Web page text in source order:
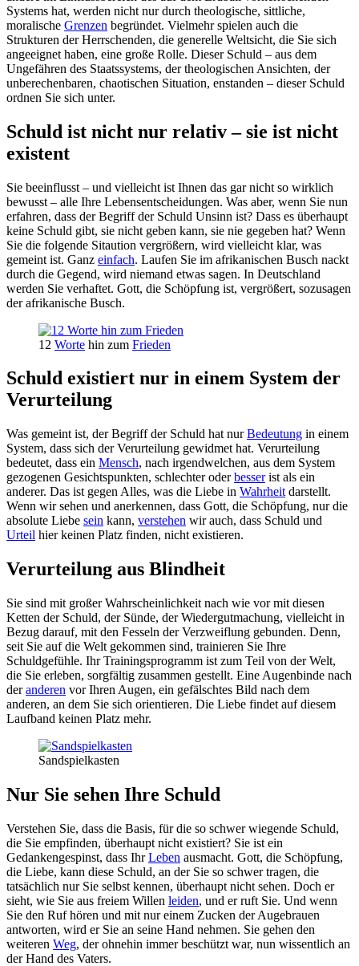
Systems hat, werden nicht nur durch theologische, sittliche,
moralische Grenzen begründet. Vielmehr spielen auch die
Strukturen der Herrschenden, die generelle Weltsicht, die Sie sich
angeeignet haben, eine große Rolle. Dieser Schuld – aus dem
Ungefähren des Staatssystems, der theologischen Ansichten, der
unberechenbaren, chaotischen Situation, enstanden – dieser Schuld
ordnen Sie sich unter.
Schuld ist nicht nur relativ – sie ist nicht
existent
Sie beeinflusst – und vielleicht ist Ihnen das gar nicht so wirklich
bewusst – alle Ihre Lebensentscheidungen. Was aber, wenn Sie nun
erfahren, dass der Begriff der Schuld Unsinn ist? Dass es überhaupt
keine Schuld gibt, sie nicht geben kann, sie nie gegeben hat? Wenn
Sie die folgende Sitaution vergrößern, wird vielleicht klar, was
gemeint ist. Ganz einfach. Laufen Sie im afrikanischen Busch nackt
durch die Gegend, wird niemand etwas sagen. In Deutschland
werden Sie verhaftet. Gott, die Schöpfung ist, vergrößert, sozusagen
der afrikanische Busch.
12 Worte hin zum Frieden
Schuld existiert nur in einem System der
Verurteilung
Was gemeint ist, der Begriff der Schuld hat nurBedeutung in einem
System, dass sich der Verurteilung gewidmet hat. Verurteilung
bedeutet, dass ein Mensch, nach irgendwelchen, aus dem System
gezogenen Gesichtspunkten, schlechter oderbesserist als ein
anderer. Das ist gegen Alles, was die Liebe in Wahrheit darstellt.
Wenn wir sehen und anerkennen, dass Gott, die Schöpfung, nur die
absolute Liebe sein kann, verstehen wir auch, dass Schuld und
Urteil hier keinen Platz finden, nicht existieren.
Verurteilung aus Blindheit
Sie sind mit großer Wahrscheinlichkeit nach wie vor mit diesen
Ketten der Schuld, der Sünde, der Wiedergutmachung, vielleicht in
Bezug darauf, mit den Fesseln der Verzweiflung gebunden. Denn,
seit Sie auf die Welt gekommen sind, trainieren Sie Ihre
Schuldgefühle. Ihr Trainingsprogramm ist zum Teil von der Welt,
die Sie erleben, sorgfältig zusammen gestellt. Eine Augenbinde nach
deranderen vor Ihren Augen, ein gefälschtes Bild nach dem
anderen, an dem Sie sich orientieren. Die Liebe findet auf diesem
Laufband keinen Platz mehr.
Sandspielkasten
Nur Sie sehen Ihre Schuld
Verstehen Sie, dass die Basis, für die so schwer wiegende Schuld,
die Sie empfinden, überhaupt nicht existiert? Sie ist ein
Gedankengespinst, dass IhrLeben ausmacht. Gott, die Schöpfung,
die Liebe, kann diese Schuld, an der Sie so schwer tragen, die
tatsächlich nur Sie selbst kennen, überhaupt nicht sehen. Doch er
sieht, wie Sie aus freiem Willen leiden, und er ruft Sie. Und wenn
Sie den Ruf hören und mit nur einem Zucken der Augebrauen
antworten, wird er Sie an seine Hand nehmen. Sie gehen den
weiteren Weg, der ohnehin immer beschützt war, nun wissentlich an
der Hand des Vaters.